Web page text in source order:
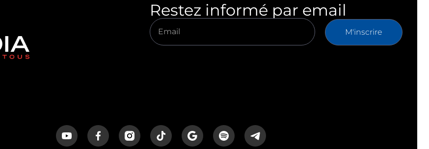
Restez informé par email
M'inscrire